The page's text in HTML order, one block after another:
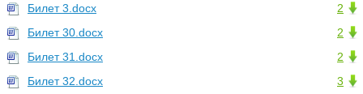
2
Билет 3.docx
2
Билет 30.docx
2
Билет 31.docx
3
Билет 32.docx